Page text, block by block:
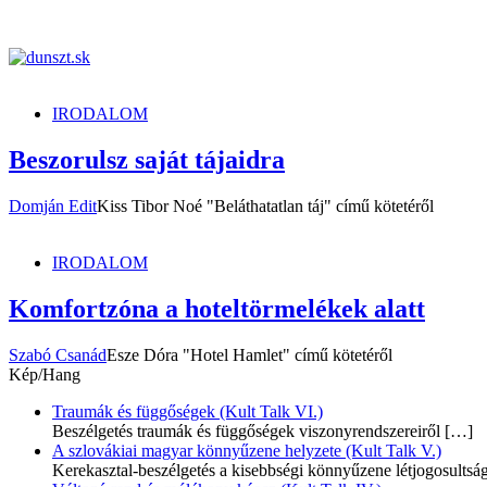
IRODALOM
Beszorulsz saját tájaidra
Domján EditKiss Tibor Noé "Beláthatatlan táj" című kötetéről
IRODALOM
Komfortzóna a hoteltörmelékek alatt
Szabó CsanádEsze Dóra "Hotel Hamlet" című kötetéről
Kép/Hang
Traumák és függőségek (Kult Talk VI.)
Beszélgetés traumák és függőségek viszonyrendszereiről […]
A szlovákiai magyar könnyűzene helyzete (Kult Talk V.)
Kerekasztal-beszélgetés a kisebbségi könnyűzene